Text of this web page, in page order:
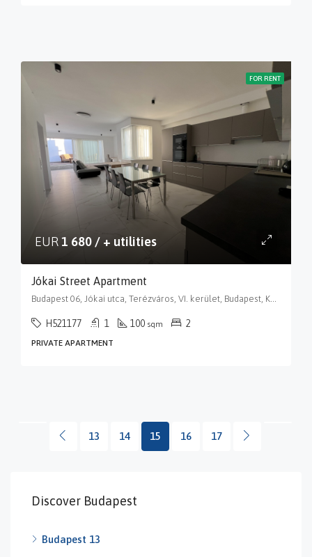
FOR RENT
EUR1 680 / + utilities
Jókai Street Apartment
Budapest 06, Jókai utca, Terézváros, VI. kerület, Budapest, Közép-Magyarország, 1066, Magyarország
H521177 1 100 sqm 2
PRIVATE APARTMENT
13 14 15 16 17
Discover Budapest
Budapest 13